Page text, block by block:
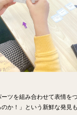
ツを組み合わせて表情を
か！」という新鮮な発見も